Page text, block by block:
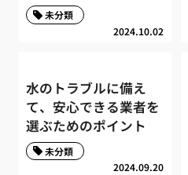
2024.10.02
未分類
水のトラブルに備え
て、安心できる業者を
選ぶためのポイント
2024.09.20
未分類